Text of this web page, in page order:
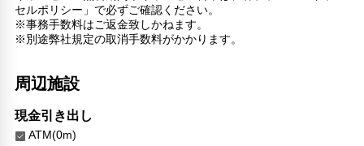
日本語
韓国語
その他サービス
チェックイン/アウト（エクスプレス）
自動販売機
セルポリシー」で必ずご確認ください。
※事務手数料はご返金致しかねます。
※別途弊社規定の取消手数料がかかります。
周辺施設
現金引き出し
ATM(0m)